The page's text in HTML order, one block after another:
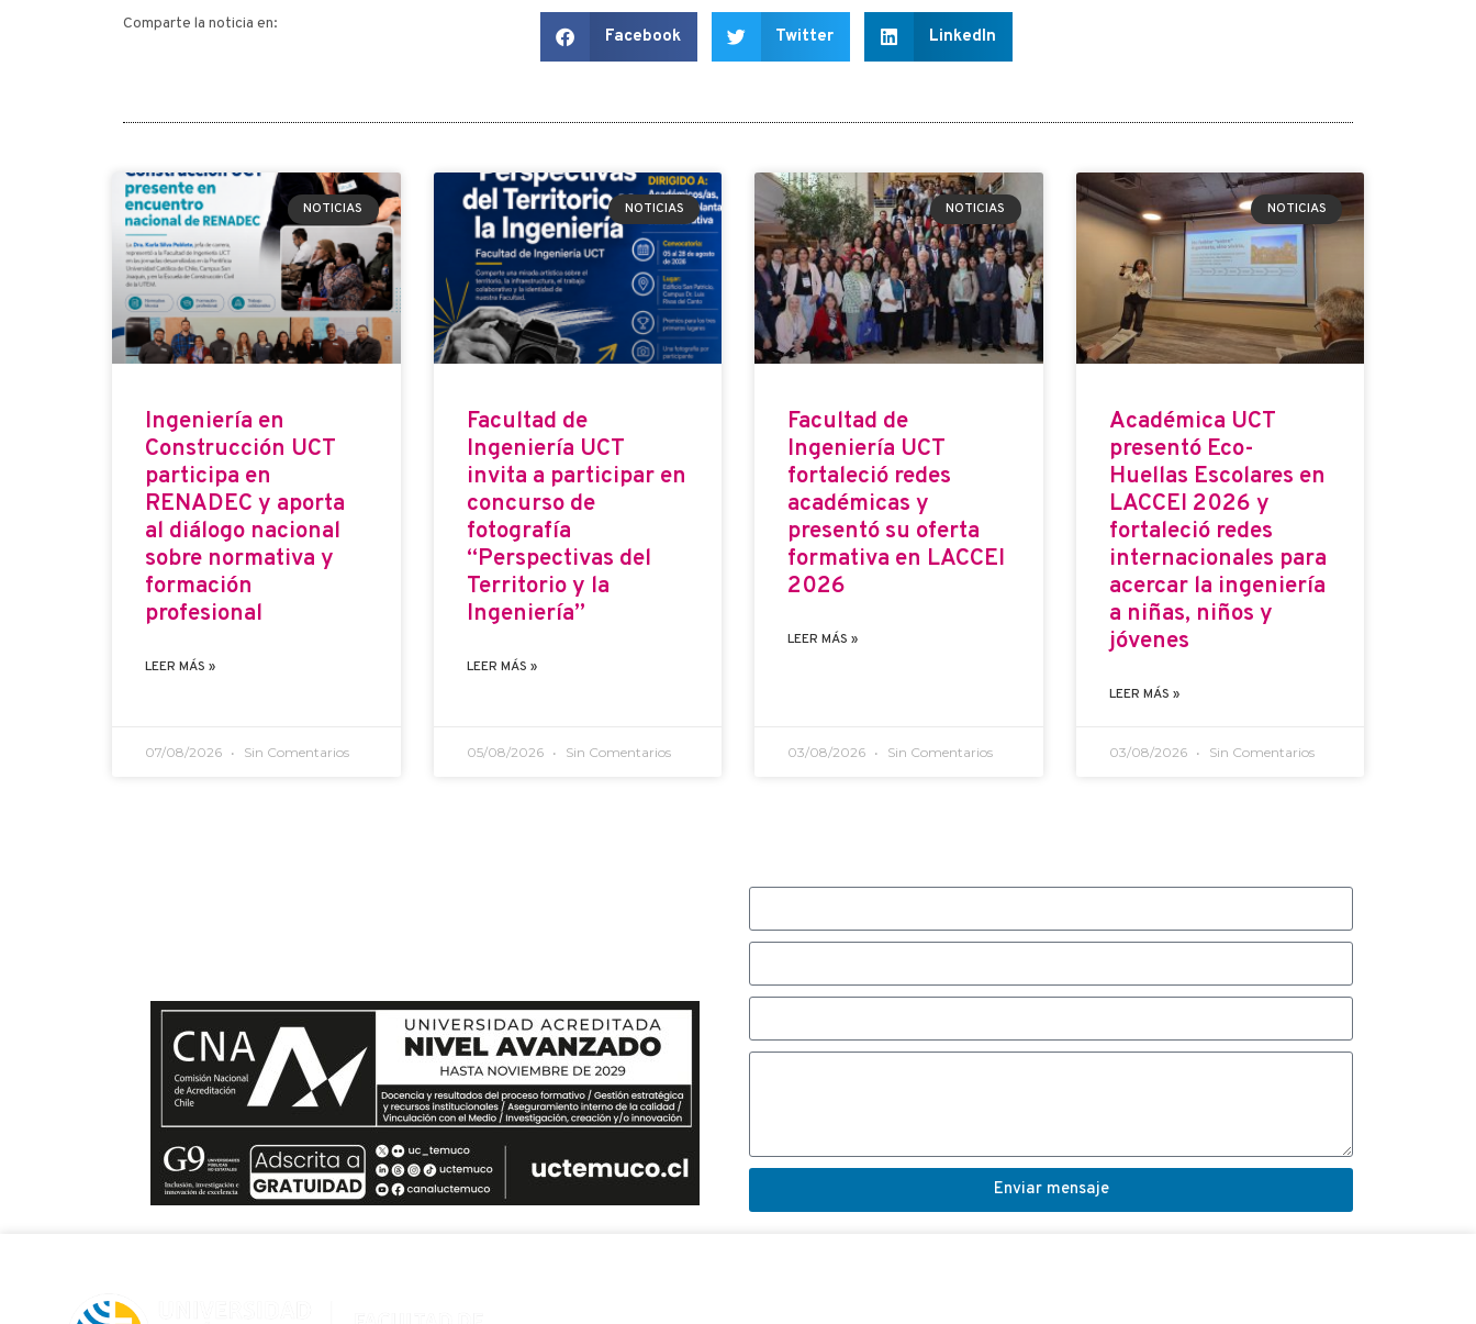
Comparte la noticia en:
Facebook Twitter LinkedIn
NOTICIAS
Ingeniería en
Construcción UCT
participa en
RENADEC y aporta
al diálogo nacional
sobre normativa y
formación
profesional
LEER MÁS »
07/08/2026 Sin Comentarios
NOTICIAS
Facultad de
Ingeniería UCT
invita a participar en
concurso de
fotografía
“Perspectivas del
Territorio y la
Ingeniería”
LEER MÁS »
05/08/2026 Sin Comentarios
NOTICIAS
Facultad de
Ingeniería UCT
fortaleció redes
académicas y
presentó su oferta
formativa en LACCEI
2026
LEER MÁS »
03/08/2026 Sin Comentarios
NOTICIAS
Académica UCT
presentó Eco-
Huellas Escolares en
LACCEI 2026 y
fortaleció redes
internacionales para
acercar la ingeniería
a niñas, niños y
jóvenes
LEER MÁS »
03/08/2026 Sin Comentarios
Enviar mensaje